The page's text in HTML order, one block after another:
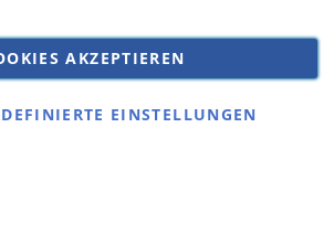
Datenschutz
Impressum
Kontakt
AKZEPTIEREN
EINSTELLUNGEN